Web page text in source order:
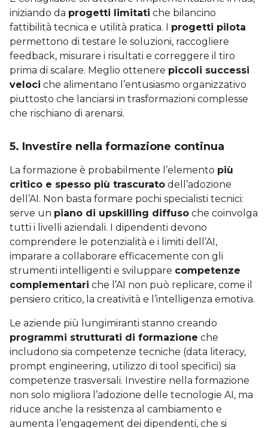
iniziando da progetti limitati che bilancino
fattibilità tecnica e utilità pratica. I progetti pilota
permettono di testare le soluzioni, raccogliere
feedback, misurare i risultati e correggere il tiro
prima di scalare. Meglio ottenere piccoli successi
veloci che alimentano l’entusiasmo organizzativo
piuttosto che lanciarsi in trasformazioni complesse
che rischiano di arenarsi.
5. Investire nella formazione continua
La formazione è probabilmente l’elemento più
critico e spesso più trascurato dell’adozione
dell’AI. Non basta formare pochi specialisti tecnici:
serve un piano di upskilling diffuso che coinvolga
tutti i livelli aziendali. I dipendenti devono
comprendere le potenzialità e i limiti dell’AI,
imparare a collaborare efficacemente con gli
strumenti intelligenti e sviluppare competenze
complementari che l’AI non può replicare, come il
pensiero critico, la creatività e l’intelligenza emotiva.
Le aziende più lungimiranti stanno creando
programmi strutturati di formazione che
includono sia competenze tecniche (data literacy,
prompt engineering, utilizzo di tool specifici) sia
competenze trasversali. Investire nella formazione
non solo migliora l’adozione delle tecnologie AI, ma
riduce anche la resistenza al cambiamento e
aumenta l’engagement dei dipendenti, che si